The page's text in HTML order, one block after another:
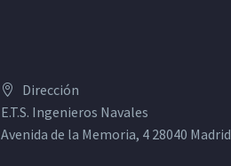
Dirección
E.T.S. Ingenieros Navales
Avenida de la Memoria, 4 28040 Madrid